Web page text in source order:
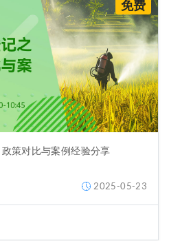
免费
策对比与案例经验分享
2025-05-23